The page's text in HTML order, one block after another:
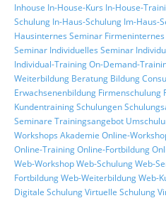
Inhouse In-House-Kurs In-House-
Schulung In-Haus-Schulung Im-Haus-
Hausinternes Seminar
Seminar Individuelles Seminar
Individual-TrainingOn-Demand-
Weiterbildung Beratung Bildung
Erwachsenenbildung Firmenschulung
KundentrainingSchulungen
Seminare Trainingsangebot
Workshops Akademie Online-
Online-TrainingOnline-Fortbildung
Web-WorkshopWeb-SchulungWeb-
FortbildungWeb-WeiterbildungWeb-
Digitale SchulungVirtuelle Schulung